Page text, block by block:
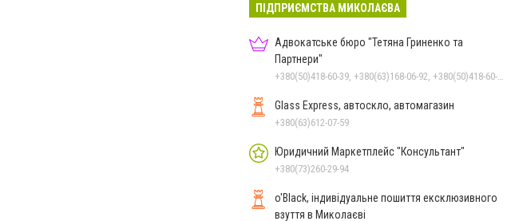
ПІДПРИЄМСТВА МИКОЛАЄВА
Адвокатське бюро "Тетяна Гриненко та
Партнери"
Glass Express, автоскло, автомагазин
+380(63)612-07-59
Юридичний Маркетплейс "Консультант"
+380(73)260-29-94
o'Black, індивідуальне пошиття ексклюзивного
взуття в Миколаєві